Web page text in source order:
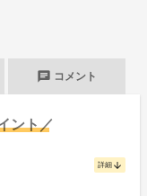
chat コメント
ント／
詳細 arrow_downward